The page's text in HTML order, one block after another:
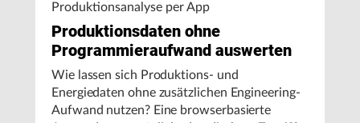
Produktionsanalyse per App
Produktionsdaten ohne
Programmieraufwand auswerten
Wie lassen sich Produktions- und
Energiedaten ohne zusätzlichen Engineering-
Aufwand nutzen? Eine browserbasierte